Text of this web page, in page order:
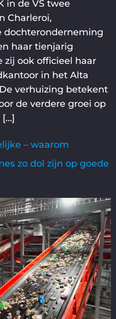
in de VS twee
Charleroi,
dochteronderneming
haar tienjarig
zij ook officieel haar
in het Alta
verhuizing betekent
de verdere groei op
[…]
– waarom
zo dol zijn op goede